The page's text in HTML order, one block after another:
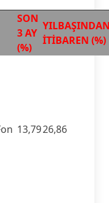
SON
3 AY
(%)
İTİBAREN (%)
13,7926,86